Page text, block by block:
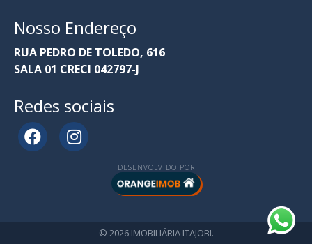
Nosso Endereço
RUA PEDRO DE TOLEDO, 616
SALA 01 CRECI 042797-J
Redes sociais
DESENVOLVIDO POR
© 2026 IMOBILIÁRIA ITAJOBI.